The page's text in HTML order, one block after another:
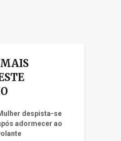
despista-se
adormecer ao